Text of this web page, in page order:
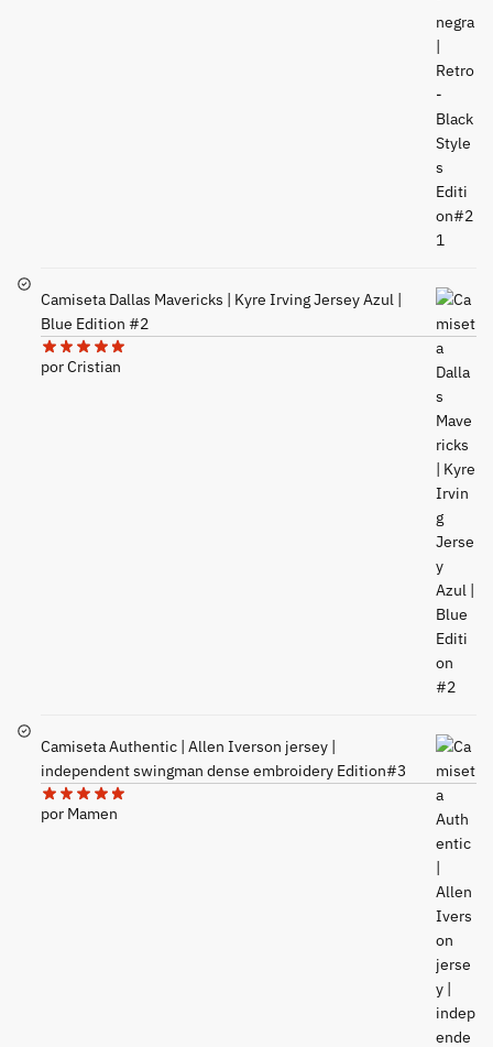
Camiseta Dallas Mavericks | Kyre Irving Jersey Azul |
Blue Edition #2
por Cristian
Camiseta Authentic | Allen Iverson jersey |
independent swingman dense embroidery Edition#3
por Mamen